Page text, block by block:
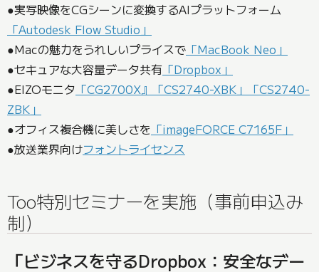
●実写映像をCGシーンに変換するAIプラットフォーム
「Autodesk Flow Studio」
●Macの魅力をうれしいプライスで 「MacBook Neo」
●セキュアな大容量データ共有 「Dropbox」
●EIZOモニタ 「CG2700X』「CS2740-XBK」「CS2740-
ZBK」
●オフィス複合機に美しさを 「imageFORCE C7165F」
●放送業界向けフォントライセンス
Too特別セミナーを実施（事前申込み
制）
「ビジネスを守るDropbox：安全なデー